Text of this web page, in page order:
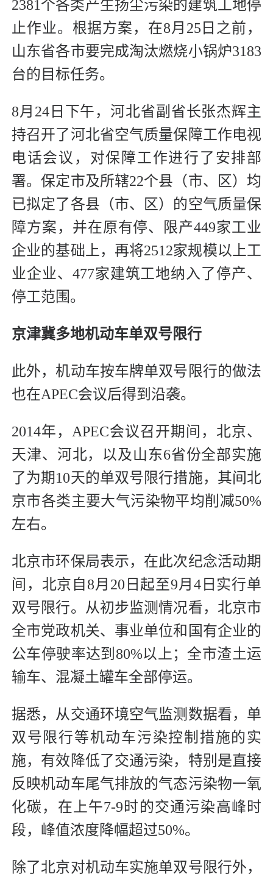
2381个各类产生扬尘污染的建筑工地停
止作业。根据方案，在8月25日之前，
山东省各市要完成淘汰燃烧小锅炉3183
台的目标任务。
8月24日下午，河北省副省长张杰辉主
持召开了河北省空气质量保障工作电视
电话会议，对保障工作进行了安排部
署。保定市及所辖22个县（市、区）均
已拟定了各县（市、区）的空气质量保
障方案，并在原有停、限产449家工业
企业的基础上，再将2512家规模以上工
业企业、477家建筑工地纳入了停产、
停工范围。
京津冀多地机动车单双号限行
此外，机动车按车牌单双号限行的做法
也在APEC会议后得到沿袭。
2014年，APEC会议召开期间，北京、
天津、河北，以及山东6省份全部实施
了为期10天的单双号限行措施，其间北
京市各类主要大气污染物平均削减50%
左右。
北京市环保局表示，在此次纪念活动期
间，北京自8月20日起至9月4日实行单
双号限行。从初步监测情况看，北京市
全市党政机关、事业单位和国有企业的
公车停驶率达到80%以上；全市渣土运
输车、混凝土罐车全部停运。
据悉，从交通环境空气监测数据看，单
双号限行等机动车污染控制措施的实
施，有效降低了交通污染，特别是直接
反映机动车尾气排放的气态污染物一氧
化碳，在上午7-9时的交通污染高峰时
段，峰值浓度降幅超过50%。
除了北京对机动车实施单双号限行外，